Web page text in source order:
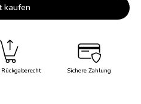
kaufen
Sichere Zahlung